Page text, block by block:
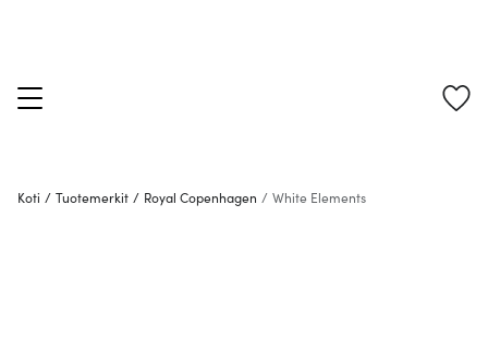
Koti / Tuotemerkit / Royal Copenhagen / White Elements